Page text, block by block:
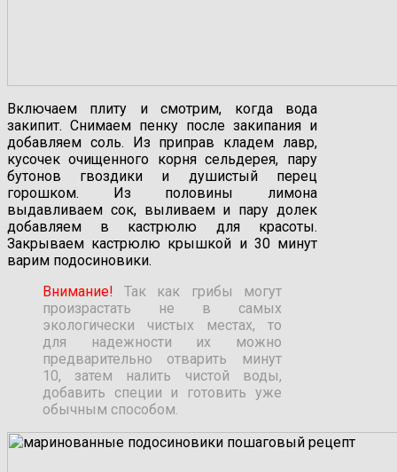
Включаем плиту и смотрим, когда вода
закипит. Снимаем пенку после закипания и
добавляем соль. Из приправ кладем лавр,
кусочек очищенного корня сельдерея, пару
бутонов гвоздики и душистый перец
горошком. Из половины лимона
выдавливаем сок, выливаем и пару долек
добавляем в кастрюлю для красоты.
Закрываем кастрюлю крышкой и 30 минут
варим подосиновики.
Внимание! Так как грибы могут
произрастать не в самых
экологически чистых местах, то
для надежности их можно
предварительно отварить минут
10, затем налить чистой воды,
добавить специи и готовить уже
обычным способом.